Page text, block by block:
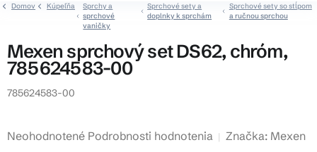
Domov Kúpeľňa
Sprchy a
sprchové
vaničky
Sprchové sety a
doplnky k sprchám
Sprchové sety so stĺpom
a ručnou sprchou
Mexen sprchový set DS62, chróm,
785624583-00
785624583-00
Priemerné
Neohodnotené Podrobnosti hodnotenia Značka: Mexen